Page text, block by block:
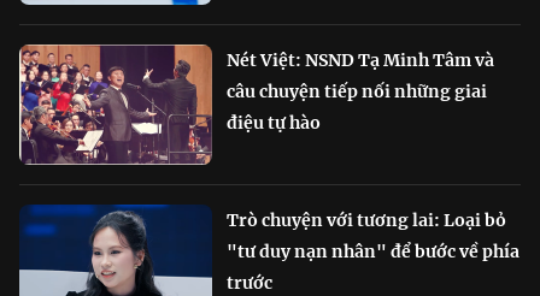
Nét Việt: NSND Tạ Minh Tâm và
câu chuyện tiếp nối những giai
điệu tự hào
Trò chuyện với tương lai: Loại bỏ
"tư duy nạn nhân" để bước về phía
trước